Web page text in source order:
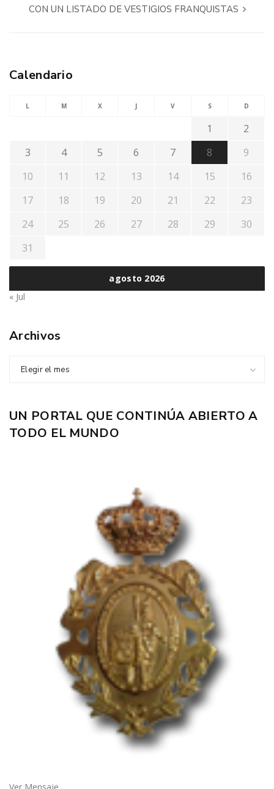
CON UN LISTADO DE VESTIGIOS FRANQUISTAS
Calendario
agosto 2026
L M X J V S D
1
2
3
4 5 6 7 8
9
10
11 12 13 14 15
16
17
18 19 20 21 22
23
24
25 26 27 28 29
30
31
« Jul
Archivos
Elegir el mes
UN PORTAL QUE CONTINÚA ABIERTO A
TODO EL MUNDO